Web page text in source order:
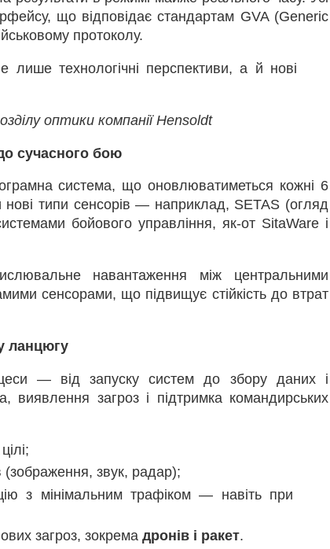
що відповідає стандартам GVA (Generic
протоколу.
лише технологічні перспективи, а й нові
оптики компанії Hensoldt
сучасного бою
система, що оновлюватиметься кожні 6
нові типи сенсорів — наприклад, SETAS (огляд
бойового управління, як-от SitaWare і
навантаження між центральними
сенсорами, що підвищує стійкість до втрат
ланцюгу
— від запуску систем до збору даних і
виявлення загроз і підтримка командирських
(зображення, звук, радар);
з мінімальним трафіком — навіть при
загроз, зокрема дронів і ракет.